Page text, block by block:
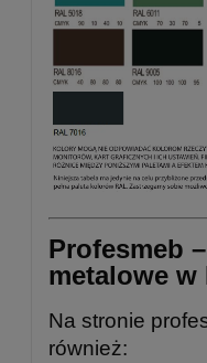
Profesmeb
metalowe w
Na stronie
również: